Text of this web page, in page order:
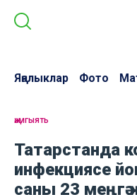
Яңалыклар Фото
җәмгыять
Татарстанда
инфекциясе
саны 23 меңгә